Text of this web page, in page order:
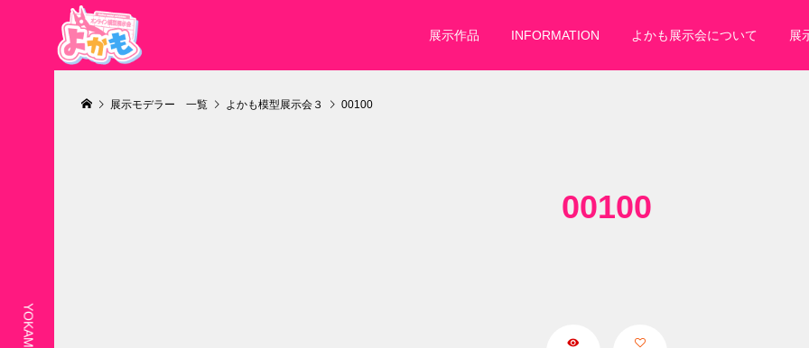
展示作品 INFORMATION よかも展示会について 展
展示モデラー 一覧 よかも模型展示会３ 00100
00100